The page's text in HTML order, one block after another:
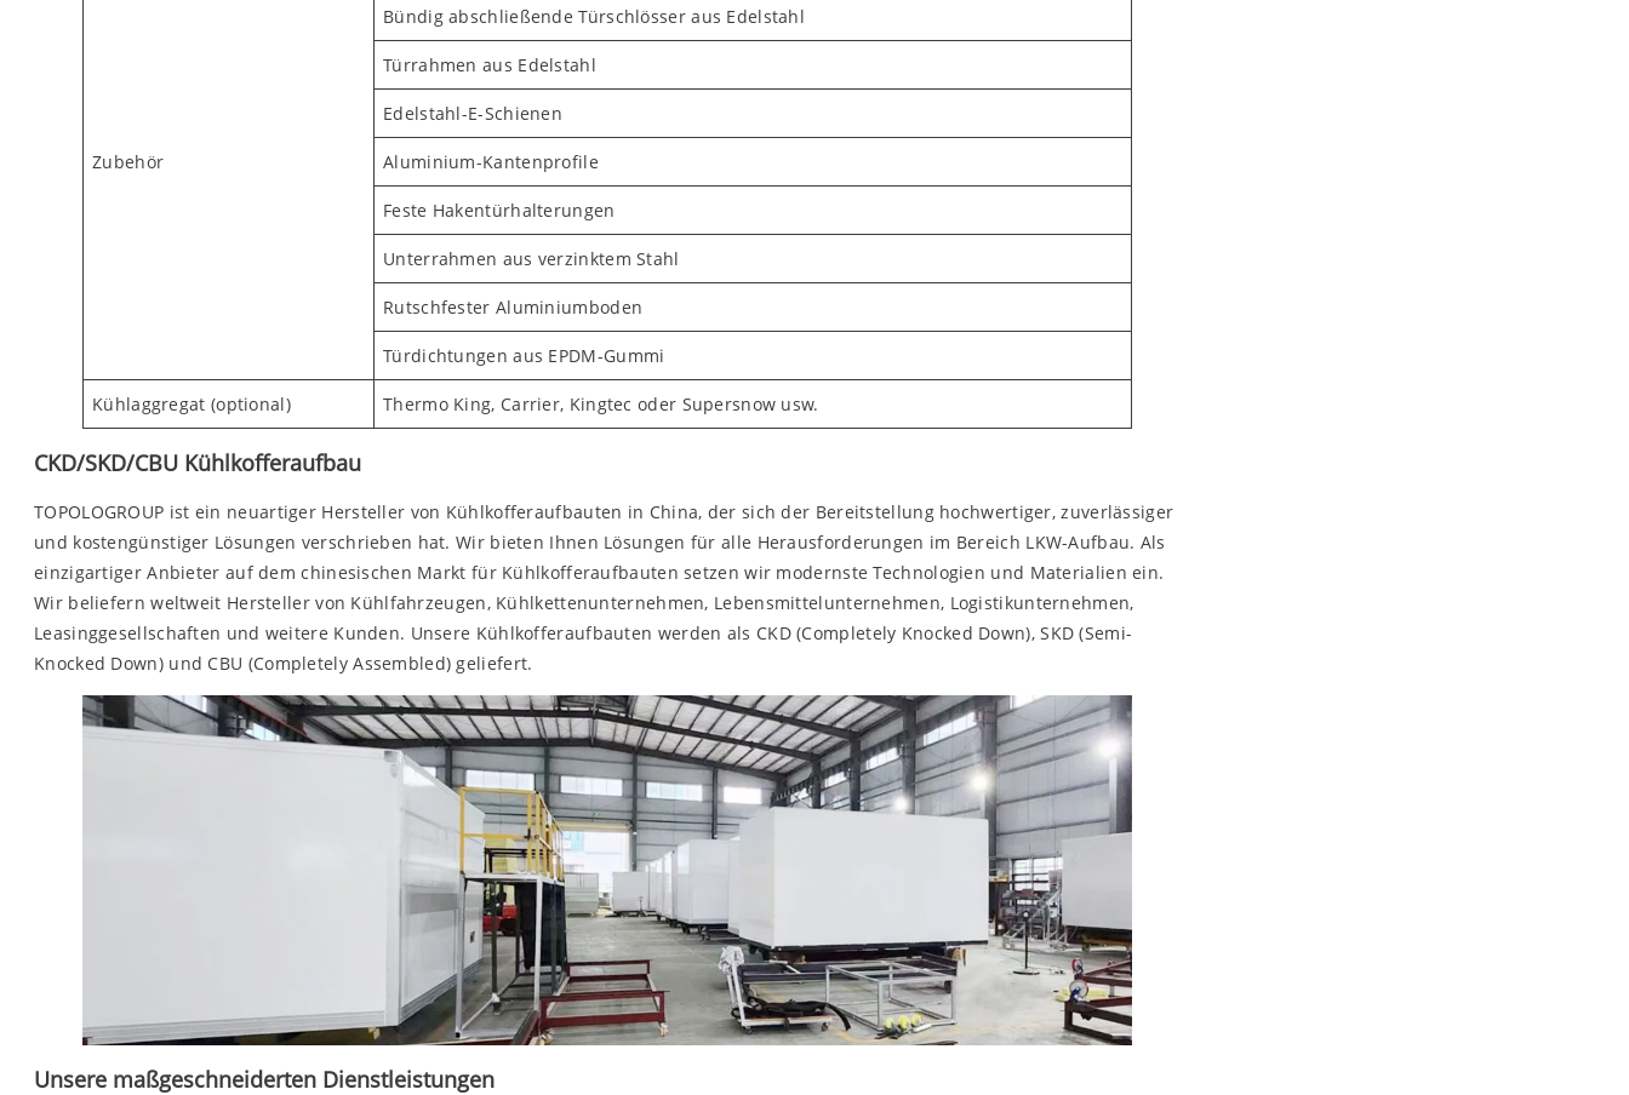
Zubehör
Bündig abschließende Türschlösser aus Edelstahl
Türrahmen aus Edelstahl
Edelstahl-E-Schienen
Aluminium-Kantenprofile
Feste Hakentürhalterungen
Unterrahmen aus verzinktem Stahl
Rutschfester Aluminiumboden
Türdichtungen aus EPDM-Gummi
Kühlaggregat (optional) Thermo King, Carrier, Kingtec oder Supersnow usw.
CKD/SKD/CBU Kühlkofferaufbau
TOPOLOGROUP ist ein neuartiger Hersteller von Kühlkofferaufbauten in China, der sich der Bereitstellung hochwertiger, zuverlässiger
und kostengünstiger Lösungen verschrieben hat. Wir bieten Ihnen Lösungen für alle Herausforderungen im Bereich LKW-Aufbau. Als
einzigartiger Anbieter auf dem chinesischen Markt für Kühlkofferaufbauten setzen wir modernste Technologien und Materialien ein.
Wir beliefern weltweit Hersteller von Kühlfahrzeugen, Kühlkettenunternehmen, Lebensmittelunternehmen, Logistikunternehmen,
Leasinggesellschaften und weitere Kunden. Unsere Kühlkofferaufbauten werden als CKD (Completely Knocked Down), SKD (Semi-
Knocked Down) und CBU (Completely Assembled) geliefert.
Unsere maßgeschneiderten Dienstleistungen